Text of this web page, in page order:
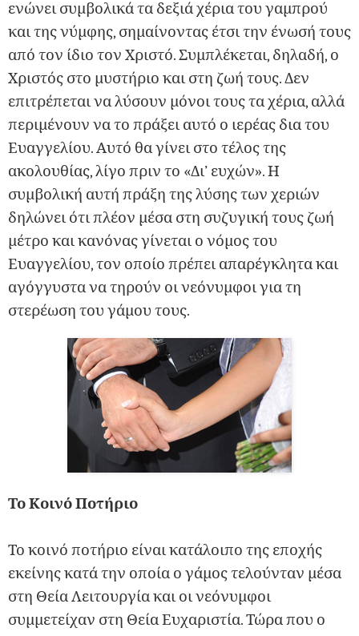
ενώνει συμβολικά τα δεξιά χέρια του γαμπρού
και της νύμφης, σημαίνοντας έτσι την ένωσή τους
από τον ίδιο τον Χριστό. Συμπλέκεται, δηλαδή, ο
Χριστός στο μυστήριο και στη ζωή τους. Δεν
επιτρέπεται να λύσουν μόνοι τους τα χέρια, αλλά
περιμένουν να το πράξει αυτό ο ιερέας δια του
Ευαγγελίου. Αυτό θα γίνει στο τέλος της
ακολουθίας, λίγο πριν το «Δι’ ευχών». Η
συμβολική αυτή πράξη της λύσης των χεριών
δηλώνει ότι πλέον μέσα στη συζυγική τους ζωή
μέτρο και κανόνας γίνεται ο νόμος του
Ευαγγελίου, τον οποίο πρέπει απαρέγκλητα και
αγόγγυστα να τηρούν οι νεόνυμφοι για τη
στερέωση του γάμου τους.
Το Κοινό Ποτήριο
Το κοινό ποτήριο είναι κατάλοιπο της εποχής
εκείνης κατά την οποία ο γάμος τελούνταν μέσα
στη Θεία Λειτουργία και οι νεόνυμφοι
συμμετείχαν στη Θεία Ευχαριστία. Τώρα που ο